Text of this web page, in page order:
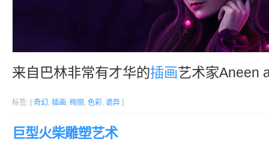
来自巴林非常有才华的插画艺术家Aneen
标签: [ 奇幻, 插画, 绚丽, 色彩, 诡异 ]
巨型火柴雕塑艺术